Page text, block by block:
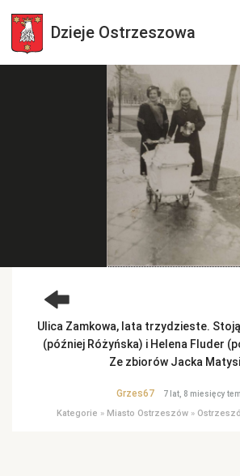
Dzieje Ostrzeszowa
Ulica Zamkowa, lata trzydzieste.
(później Różyńska) i Helena Fluder
Ze zbiorów Jacka
Grzes67 7 lat, 8 miesięcy
Kategorie » Miasto Ostrzeszów »